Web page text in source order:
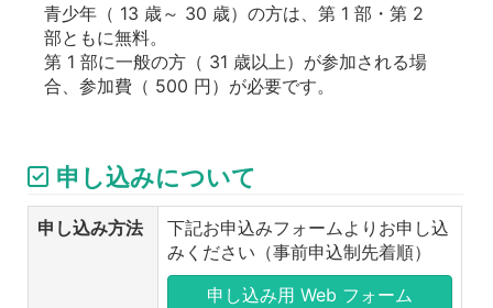
青少年（ 13 歳～ 30 歳）の方は、第 1 部・第 2
部ともに無料。
第 1 部に一般の方（ 31 歳以上）が参加される場
合、参加費（ 500 円）が必要です。
申し込みについて
申し込み方法
下記お申込みフォームよりお申し込
みください（事前申込制先着順）
申し込み用 Web フォーム